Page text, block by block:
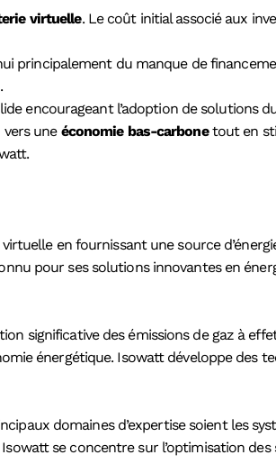
virtuelle. Le coût initial associé aux
principalement du manque de
encourageant l’adoption de solutions
une économie bas-carbonetout en
en fournissant une source
pour ses solutions innovantes en
significative des émissions de gaz à
énergétique. Isowatt développe des
domaines d’expertise soient les
se concentre sur l’optimisation